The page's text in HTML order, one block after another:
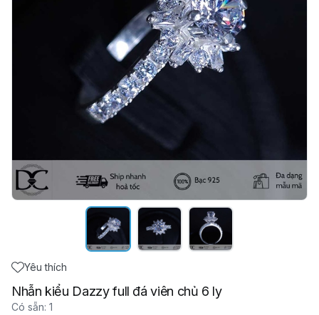
Yêu thích
Nhẫn kiểu Dazzy full đá viên chủ 6 ly
Có sẵn: 1